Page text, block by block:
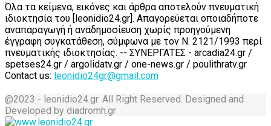
Όλα τα κείμενα, εικόνες και άρθρα αποτελούν πνευματική
ιδιοκτησία του [leonidio24.gr]. Απαγορεύεται οποιαδήποτε
αναπαραγωγή ή αναδημοσίευση χωρίς προηγούμενη
έγγραφη συγκατάθεση, σύμφωνα με τον Ν. 2121/1993 περί
πνευματικής ιδιοκτησίας. -- ΣΥΝΕΡΓΑΤΕΣ - arcadia24.gr /
spetses24.gr / argolidatv.gr / one-news.gr / poulithratv.gr
Contact us: leonidio24gr@gmail.com
@2023 - leonidio24.gr. All Right Reserved. Designed and
Developed by diadromh.gr